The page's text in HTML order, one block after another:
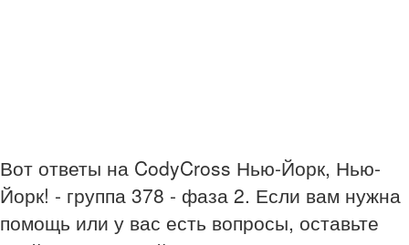
Вот ответы на CodyCross Нью-Йорк, Нью-
Йорк! - группа 378 - фаза 2. Если вам нужна
помощь или у вас есть вопросы, оставьте